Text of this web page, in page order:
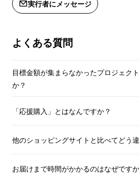
屋》として生まれ変わります。
今回は、移転オープンを記念
の特別なリターン
この機会に当店での、心ほど
ノ・ノワール20％、シャルドネ20％
・醸造：100％樽発酵＆樽熟成（8ヶ
・瓶熟成：58ヶ月以上
・味わいの特徴：リンゴや白桃の洗練
アンスが感じられ、優しい口当たり
ふれるブリオッシュのフレーバーが
【有効期限】
実行者にメッセージ
よくある質問
目標金額が集まらなかったプロジェク
か？
「応援購入」とはなんですか？
他のショッピングサイトと比べてどう
お届けまで時間がかかるのはなぜです